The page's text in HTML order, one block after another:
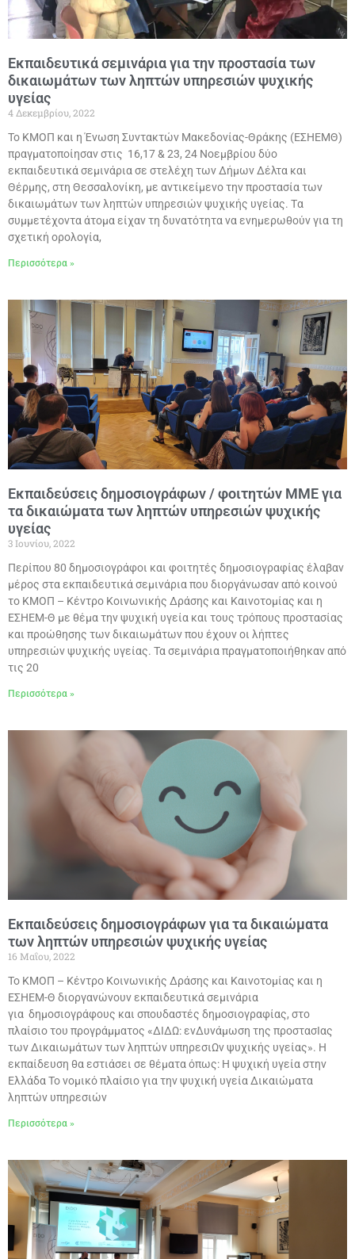
Εκπαιδευτικά σεμινάρια για την προστασία των
δικαιωμάτων των ληπτών υπηρεσιών ψυχικής
υγείας
4 Δεκεμβρίου, 2022
Το ΚΜΟΠ και η Ένωση Συντακτών Μακεδονίας-Θράκης (ΕΣΗΕΜΘ)
πραγματοποίησαν στις 16,17 & 23, 24 Νοεμβρίου δύο
εκπαιδευτικά σεμινάρια σε στελέχη των Δήμων Δέλτα και
Θέρμης, στη Θεσσαλονίκη, με αντικείμενο την προστασία των
δικαιωμάτων των ληπτών υπηρεσιών ψυχικής υγείας. Tα
συμμετέχοντα άτομα είχαν τη δυνατότητα να ενημερωθούν για τη
σχετική ορολογία,
Περισσότερα »
Εκπαιδεύσεις δημοσιογράφων / φοιτητών ΜΜΕ για
τα δικαιώματα των ληπτών υπηρεσιών ψυχικής
υγείας
3 Ιουνίου, 2022
Περίπου 80 δημοσιογράφοι και φοιτητές δημοσιογραφίας έλαβαν
μέρος στα εκπαιδευτικά σεμινάρια που διοργάνωσαν από κοινού
το ΚΜΟΠ – Κέντρο Κοινωνικής Δράσης και Καινοτομίας και η
ΕΣΗΕΜ-Θ με θέμα την ψυχική υγεία και τους τρόπους προστασίας
και προώθησης των δικαιωμάτων που έχουν οι λήπτες
υπηρεσιών ψυχικής υγείας. Τα σεμινάρια πραγματοποιήθηκαν από
τις 20
Περισσότερα »
Εκπαιδεύσεις δημοσιογράφων για τα δικαιώματα
των ληπτών υπηρεσιών ψυχικής υγείας
16 Μαΐου, 2022
Το ΚΜΟΠ – Κέντρο Κοινωνικής Δράσης και Καινοτομίας και η
ΕΣΗΕΜ-Θ διοργανώνουν εκπαιδευτικά σεμινάρια
για δημοσιογράφους και σπουδαστές δημοσιογραφίας, στο
πλαίσιο του προγράμματος «ΔΙΔΩ: ενΔυνάμωση της προστασΙας
των Δικαιωμάτων των ληπτών υπηρεσιΩν ψυχικής υγείας». Η
εκπαίδευση θα εστιάσει σε θέματα όπως: Η ψυχική υγεία στην
Ελλάδα Το νομικό πλαίσιο για την ψυχική υγεία Δικαιώματα
ληπτών υπηρεσιών
Περισσότερα »